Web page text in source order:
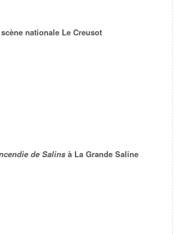
scène nationale Le Creusot
de Salins à La Grande Saline